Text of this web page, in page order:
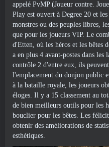
appelé PvMP (Joueur contre.
Play est ouvert à Degree 20 et
monstres ou des peuples libres,
que pour les joueurs VIP. Le
d'Etten, où les héros et les bêtes
a en plus 4 avant-postes dans
contrôle 2 d'entre eux, ils
l'emplacement du donjon public
à la bataille royale, les joueurs
éloges. Il y a 15 classement au
de bien meilleurs outils pour les
bouclier pour les bêtes. Les
obtenir des améliorations de
esthétiques.